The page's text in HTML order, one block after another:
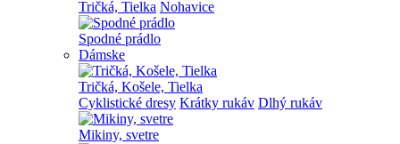
Tričká, Tielka Nohavice
Spodné prádlo
Dámske
Tričká, Košele, Tielka
Cyklistické dresy Krátky rukáv Dlhý rukáv
Mikiny, svetre